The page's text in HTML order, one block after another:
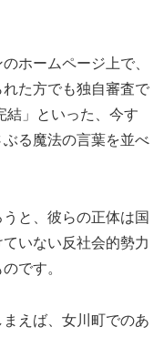
ホームページ上で、
れた方でも独自審査で
結」といった、今す
る魔法の言葉を並べ
と、彼らの正体は国
いない反社会的勢力
です。
えば、女川町でのあ